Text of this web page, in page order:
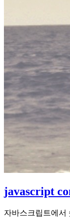
javascript
자바스크립트에서